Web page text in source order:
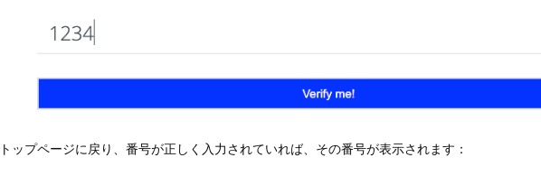
トップページに戻り、番号が正しく入力されていれば、その番号が表示されます：